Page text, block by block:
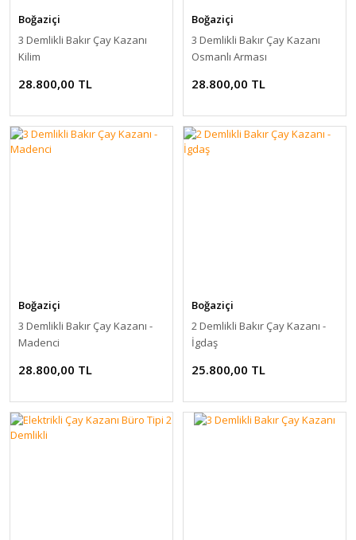
Boğaziçi
3 Demlikli Bakır Çay Kazanı
Kilim
28.800,00 TL
Boğaziçi
3 Demlikli Bakır Çay Kazanı
Osmanlı Arması
28.800,00 TL
Boğaziçi
3 Demlikli Bakır Çay Kazanı -
Madenci
28.800,00 TL
Boğaziçi
2 Demlikli Bakır Çay Kazanı -
İgdaş
25.800,00 TL